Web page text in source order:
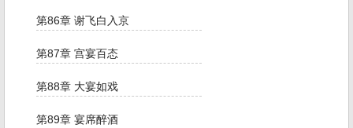
第86章 谢飞白入京
第87章 宫宴百态
第88章 大宴如戏
第89章 宴席醉酒